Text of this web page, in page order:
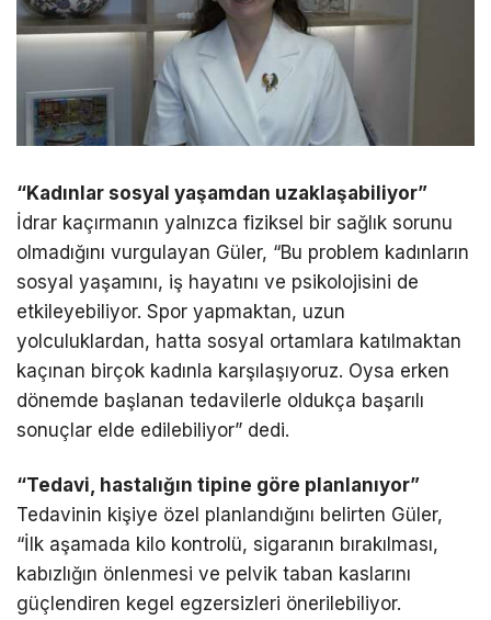
“Kadınlar sosyal yaşamdan uzaklaşabiliyor”
İdrar kaçırmanın yalnızca fiziksel bir sağlık sorunu
olmadığını vurgulayan Güler, “Bu problem kadınların
sosyal yaşamını, iş hayatını ve psikolojisini de
etkileyebiliyor. Spor yapmaktan, uzun
yolculuklardan, hatta sosyal ortamlara katılmaktan
kaçınan birçok kadınla karşılaşıyoruz. Oysa erken
dönemde başlanan tedavilerle oldukça başarılı
sonuçlar elde edilebiliyor” dedi.
“Tedavi, hastalığın tipine göre planlanıyor”
Tedavinin kişiye özel planlandığını belirten Güler,
“İlk aşamada kilo kontrolü, sigaranın bırakılması,
kabızlığın önlenmesi ve pelvik taban kaslarını
güçlendiren kegel egzersizleri önerilebiliyor.